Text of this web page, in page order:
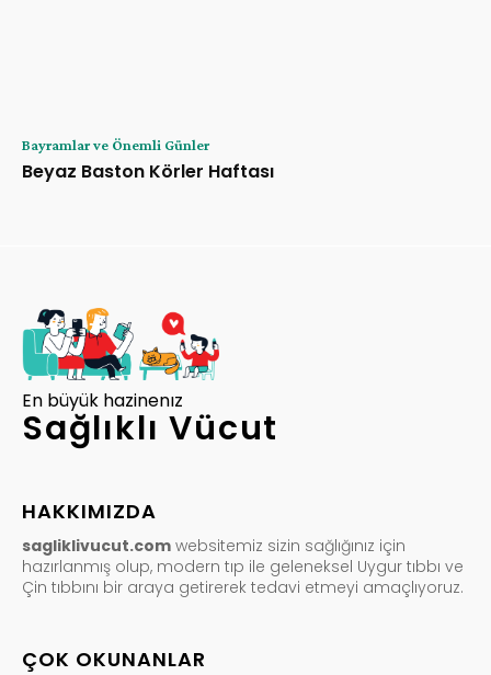
Bayramlar ve Önemli Günler
Beyaz Baston Körler Haftası
En büyük hazinenız
Sağlıklı Vücut
HAKKIMIZDA
sagliklivucut.com websitemiz sizin sağlığınız için
hazırlanmış olup, modern tıp ile geleneksel Uygur tıbbı ve
Çin tıbbını bir araya getirerek tedavi etmeyi amaçlıyoruz.
ÇOK OKUNANLAR